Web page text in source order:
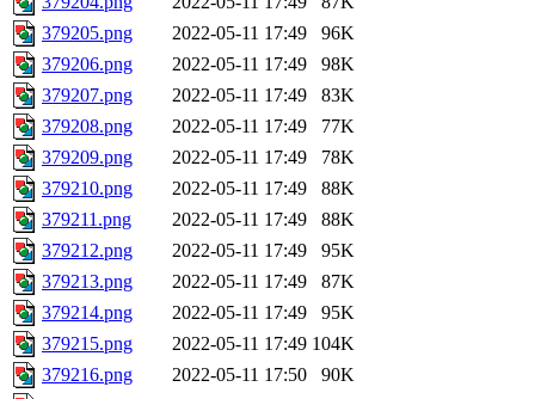
379205.png
2022-05-11 17:49
96K
379206.png
2022-05-11 17:49
98K
379207.png
2022-05-11 17:49
83K
379208.png
2022-05-11 17:49
77K
379209.png
2022-05-11 17:49
78K
379210.png
2022-05-11 17:49
88K
379211.png
2022-05-11 17:49
88K
379212.png
2022-05-11 17:49
95K
379213.png
2022-05-11 17:49
87K
379214.png
2022-05-11 17:49
95K
379215.png
2022-05-11 17:49 104K
379216.png
2022-05-11 17:50
90K